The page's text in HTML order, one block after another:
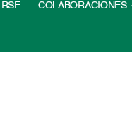
RSE COLABORACIONES